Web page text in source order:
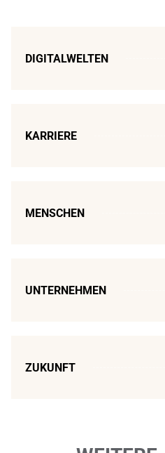
DIGITALWELTEN
KARRIERE
MENSCHEN
UNTERNEHMEN
ZUKUNFT